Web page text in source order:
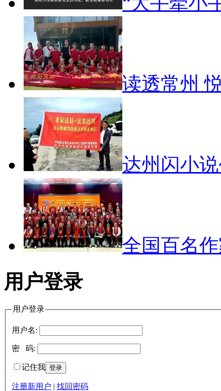
读透常州
达州闪小
全国百名
用户登录
用户登录
用户名:
密 码:
记住我
注册新用户 | 找回密码